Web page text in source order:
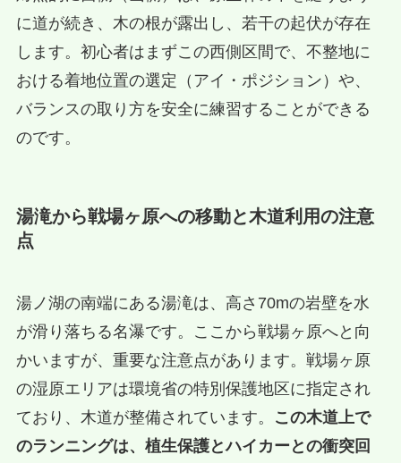
に道が続き、木の根が露出し、若干の起伏が存在
します。初心者はまずこの西側区間で、不整地に
おける着地位置の選定（アイ・ポジション）や、
バランスの取り方を安全に練習することができる
のです。
湯滝から戦場ヶ原への移動と木道利用の注意
点
湯ノ湖の南端にある湯滝は、高さ70mの岩壁を水
が滑り落ちる名瀑です。ここから戦場ヶ原へと向
かいますが、重要な注意点があります。戦場ヶ原
の湿原エリアは環境省の特別保護地区に指定され
ており、木道が整備されています。
この木道上で
のランニングは、植生保護とハイカーとの衝突回